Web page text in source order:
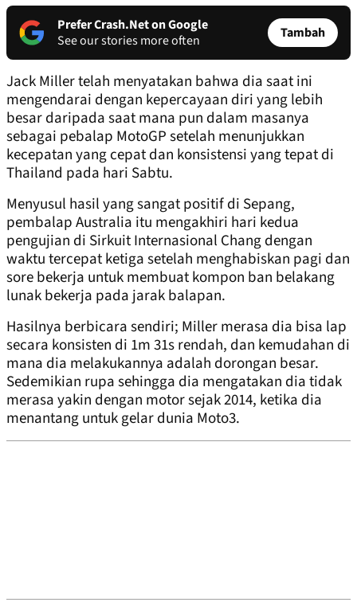
Prefer Crash.Net on Google
See our stories more often
Tambah
Jack Miller telah menyatakan bahwa dia saat ini
mengendarai dengan kepercayaan diri yang lebih
besar daripada saat mana pun dalam masanya
sebagai pebalap MotoGP setelah menunjukkan
kecepatan yang cepat dan konsistensi yang tepat di
Thailand pada hari Sabtu.
Menyusul hasil yang sangat positif di Sepang,
pembalap Australia itu mengakhiri hari kedua
pengujian di Sirkuit Internasional Chang dengan
waktu tercepat ketiga setelah menghabiskan pagi dan
sore bekerja untuk membuat kompon ban belakang
lunak bekerja pada jarak balapan.
Hasilnya berbicara sendiri; Miller merasa dia bisa lap
secara konsisten di 1m 31s rendah, dan kemudahan di
mana dia melakukannya adalah dorongan besar.
Sedemikian rupa sehingga dia mengatakan dia tidak
merasa yakin dengan motor sejak 2014, ketika dia
menantang untuk gelar dunia Moto3.